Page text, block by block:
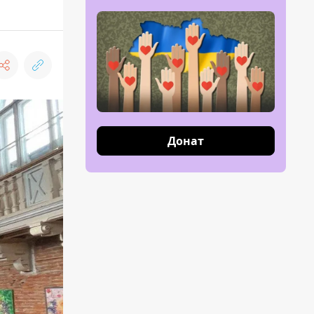
Донат